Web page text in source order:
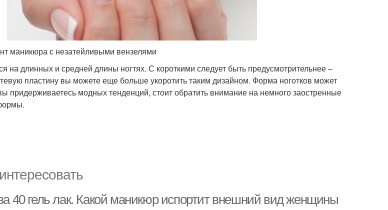
маникюра с незатейливыми вензелями
на длинных и средней длины ногтях. С короткими следует быть предусмотрительнее –
пластину вы можете еще больше укоротить таким дизайном. Форма ноготков может
придерживаетесь модных тенденций, стоит обратить внимание на немного заостренные
40 гель лак. Какой маникюр испортит внешний вид женщины